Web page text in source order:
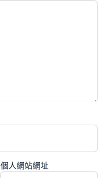
個人網站網址